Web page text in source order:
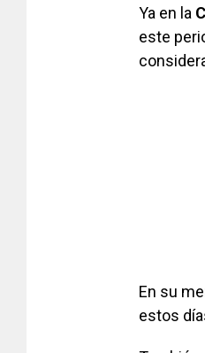
Ya en la
este
En su
estos